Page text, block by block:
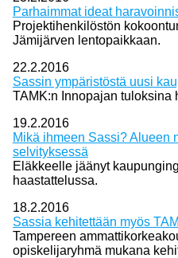
Parhaimmat ideat
Projektihenkilöstön
Jämijärven lentopaikkaan.
22.2.2016
Sassin ympäristöstä uusi
TAMK:n Innopajan tuloksina
19.2.2016
Mikä ihmeen Sassi? Alueen
selvityksessä
Eläkkeelle jäänyt
haastattelussa.
18.2.2016
Sassia kehitettään myös
Tampereen
opiskelijaryhmä mukana